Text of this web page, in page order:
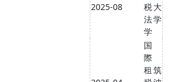
2025-08
税
法
学
大
学
国
際
租 筑